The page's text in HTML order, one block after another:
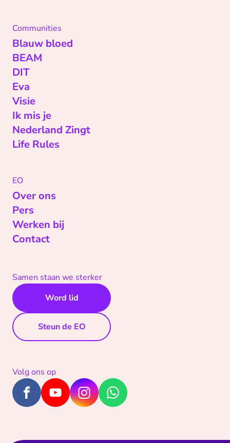
Communities
Blauw bloed
BEAM
DIT
Eva
Visie
Ik mis je
Nederland Zingt
Life Rules
EO
Over ons
Pers
Werken bij
Contact
Samen staan we sterker
Word lid
Steun de EO
Volg ons op